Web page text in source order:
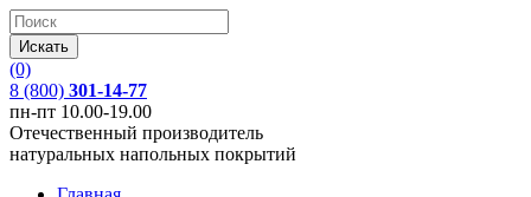
(0)
8 (800) 301-14-77
пн-пт 10.00-19.00
Отечественный производитель
натуральных напольных покрытий